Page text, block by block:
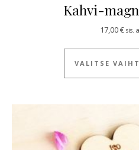
Kahvi-
17,00€ sis.
VALITSE